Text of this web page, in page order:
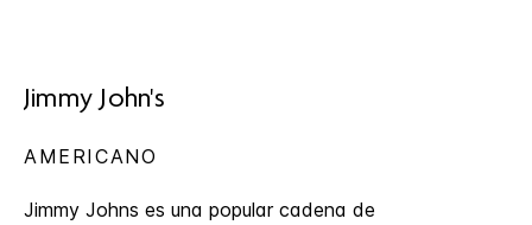
Jimmy John's
AMERICANO
Jimmy Johns es una popular cadena de